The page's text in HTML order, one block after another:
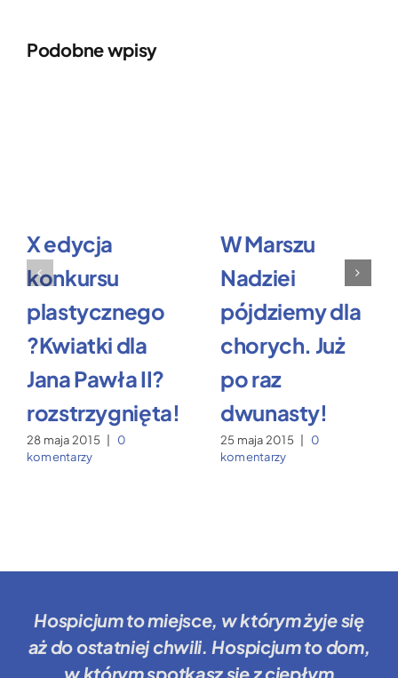
Podobne wpisy
X edycja
konkursu
plastycznego
?Kwiatki dla
Jana Pawła II?
rozstrzygnięta!
28 maja 2015
0
komentarzy
W Marszu
Nadziei
pójdziemy dla
chorych. Już
po raz
dwunasty!
25 maja 2015
0
komentarzy
Hospicjum to miejsce, w którym żyje się
aż do ostatniej chwili. Hospicjum to dom,
w którym spotkasz się z ciepłym